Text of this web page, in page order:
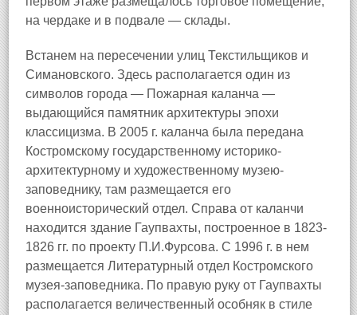
на чердаке и в подвале — склады.
Встанем на пересечении улиц Текстильщиков и
Симановского. Здесь располагается один из
символов города — Пожарная каланча —
выдающийся памятник архитектуры эпохи
классицизма. В 2005 г. каланча была передана
Костромскому государственному историко-
архитектурному и художественному музею-
заповеднику, там размещается его
военноисторический отдел. Справа от каланчи
находится здание Гаупвахты, построенное в 1823-
1826 гг. по проекту П.И.Фурсова. С 1996 г. в нем
размещается Литературный отдел Костромского
музея-заповедника. По правую руку от Гаупвахты
располагается величественный особняк в стиле